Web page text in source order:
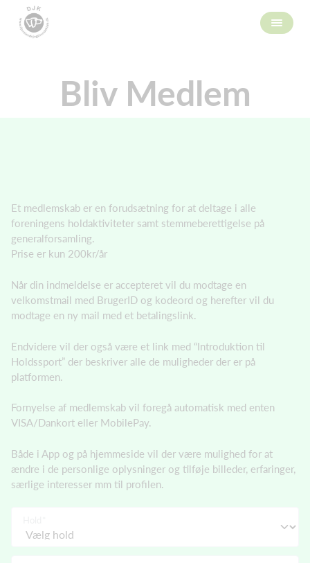
Bliv Medlem
Et medlemskab er en forudsætning for at deltage i alle
foreningens holdaktiviteter samt stemmeberettigelse på
generalforsamling.
Prise er kun 200kr/år
Når din indmeldelse er accepteret vil du modtage en
velkomstmail med BrugerID og kodeord og herefter vil du
modtage en ny mail med et betalingslink.
Endvidere vil der også være et link med “Introduktion til
Holdssport” der beskriver alle de muligheder der er på
platformen.
Fornyelse af medlemskab vil foregå automatisk med enten
VISA/Dankort eller MobilePay.
Både i App og på hjemmeside vil der være mulighed for at
ændre i de personlige oplysninger og tilføje billeder, erfaringer,
særlige interesser mm til profilen.